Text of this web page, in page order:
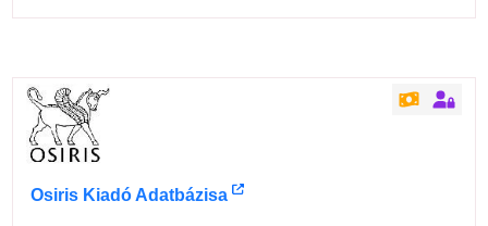
Osiris Kiadó Adatbázisa